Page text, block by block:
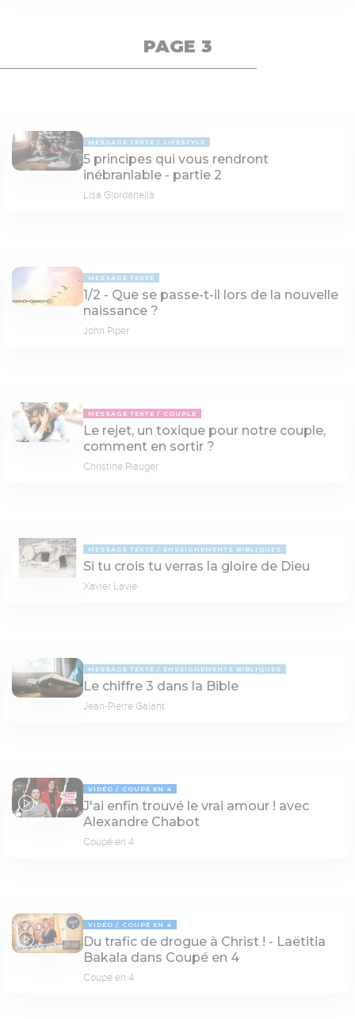
PAGE 3
MESSAGE TEXTE LIFESTYLE
5 principes qui vous rendront
inébranlable - partie 2
Lisa Giordanella
MESSAGE TEXTE
1/2 - Que se passe-t-il lors de la nouvelle
naissance ?
John Piper
MESSAGE TEXTE COUPLE
Le rejet, un toxique pour notre couple,
comment en sortir ?
Christine Piauger
MESSAGE TEXTE ENSEIGNEMENTS BIBLIQUES
Si tu crois tu verras la gloire de Dieu
Xavier Lavie
MESSAGE TEXTE ENSEIGNEMENTS BIBLIQUES
Le chiffre 3 dans la Bible
Jean-Pierre Galant
26:14
VIDÉO COUPÉ EN 4
J'ai enfin trouvé le vrai amour ! avec
Alexandre Chabot
Coupé en 4
27:56
VIDÉO COUPÉ EN 4
Du trafic de drogue à Christ ! - Laëtitia
Bakala dans Coupé en 4
Coupé en 4